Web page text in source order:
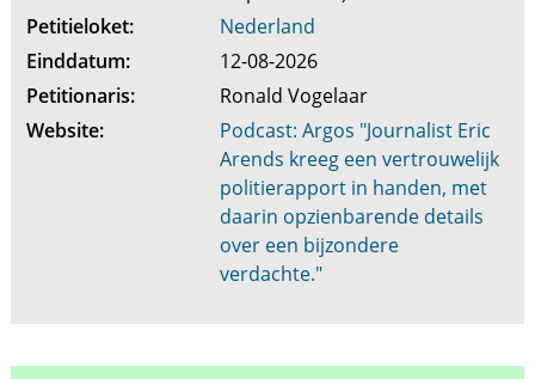
Petitieloket:
Nederland
Einddatum:
12-08-2026
Petitionaris:
Ronald Vogelaar
Website:
Podcast: Argos "Journalist Eric
Arends kreeg een vertrouwelijk
politierapport in handen, met
daarin opzienbarende details
over een bijzondere
verdachte."